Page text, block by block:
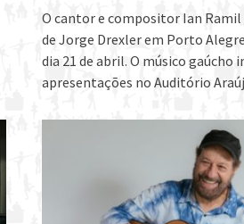
O cantor e compositor Ian
de Jorge Drexler em Porto
dia 21 de abril. O músico gaúcho
apresentações no Auditório